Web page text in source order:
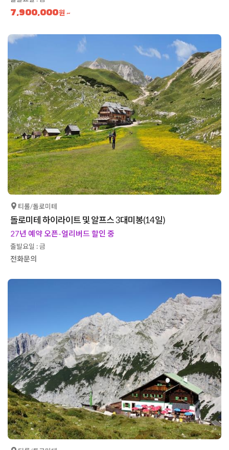
7,900,000원 ~
티롤/돌로미테
돌로미테 하이라이트 및 알프스 3대미봉(14일)
27년 예약 오픈-얼리버드 할인 중
출발요일 : 금
전화문의